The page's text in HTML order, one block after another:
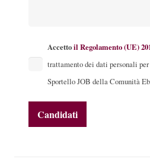
Accettoil Regolamento (UE)
trattamento dei dati personali
Sportello JOB della Comunità